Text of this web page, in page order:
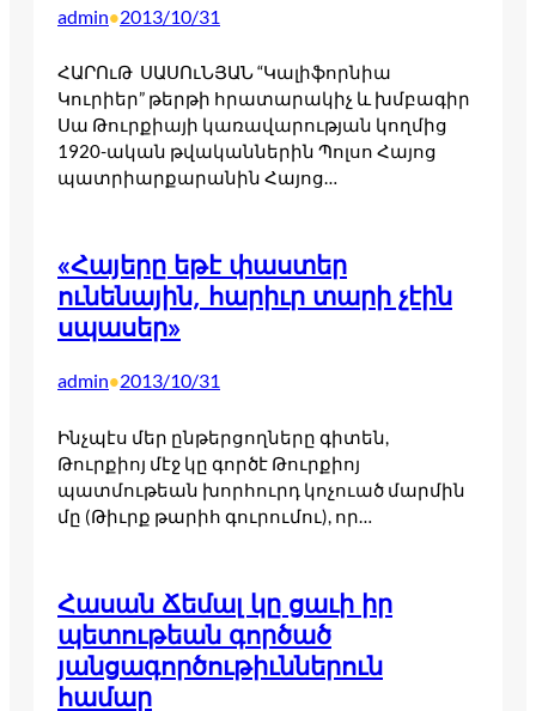
admin•2013/10/31
ՀԱՐՈւԹ ՍԱՍՈւՆՅԱՆ “Կալիֆորնիա
Կուրիեր” թերթի հրատարակիչ և խմբագիր
Սա Թուրքիայի կառավարության կողմից
1920-ական թվականներին Պոլսո Հայոց
պատրիարքարանին Հայոց…
«Հայերը եթէ փաստեր
ունենային, հարիւր տարի չէին
սպասեր»
admin•2013/10/31
Ինչպէս մեր ընթերցողները գիտեն,
Թուրքիոյ մէջ կը գործէ Թուրքիոյ
պատմութեան խորհուրդ կոչուած մարմին
մը (Թիւրք թարիհ գուրումու), որ…
Հասան Ճեմալ կը ցաւի իր
պետութեան գործած
յանցագործութիւններուն
համար